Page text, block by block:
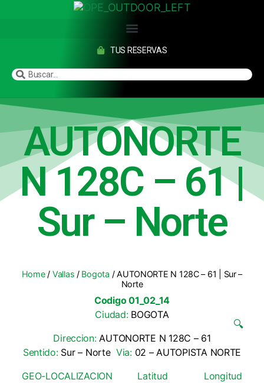
TUS RESERVAS
AUTONORTE
N 128C – 61 |
Sur – Norte
Home/ Vallas / Bogota / AUTONORTE N 128C – 61 | Sur –
Norte
🔍
Codigo 01_02_14
Ciudad:BOGOTA
Direccion:AUTONORTE N 128C – 61
Sentido:Sur – Norte Via:02 – AUTOPISTA NORTE
GEO-LOCALIZACION Latitud Longitud